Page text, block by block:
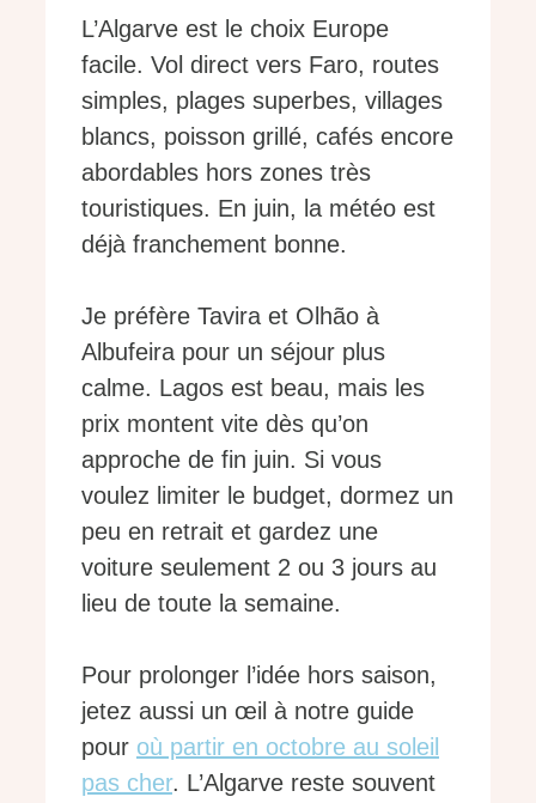
L’Algarve est le choix Europe
facile. Vol direct vers Faro, routes
simples, plages superbes, villages
blancs, poisson grillé, cafés encore
abordables hors zones très
touristiques. En juin, la météo est
déjà franchement bonne.
Je préfère Tavira et Olhão à
Albufeira pour un séjour plus
calme. Lagos est beau, mais les
prix montent vite dès qu’on
approche de fin juin. Si vous
voulez limiter le budget, dormez un
peu en retrait et gardez une
voiture seulement 2 ou 3 jours au
lieu de toute la semaine.
Pour prolonger l’idée hors saison,
jetez aussi un œil à notre guide
pour où partir en octobre au soleil
pas cher. L’Algarve reste souvent